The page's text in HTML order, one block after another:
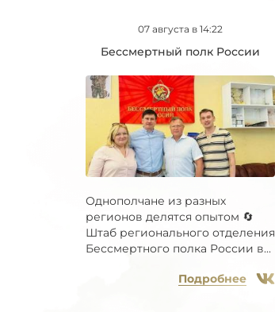
07 августа в 14:22
Бессмертный полк России
Однополчане из разных
регионов делятся опытом 🔄
Штаб регионального отделения
Бессмертного полка России в...
Подробнее